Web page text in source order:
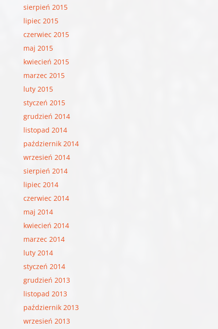
sierpień 2015
lipiec 2015
czerwiec 2015
maj 2015
kwiecień 2015
marzec 2015
luty 2015
styczeń 2015
grudzień 2014
listopad 2014
październik 2014
wrzesień 2014
sierpień 2014
lipiec 2014
czerwiec 2014
maj 2014
kwiecień 2014
marzec 2014
luty 2014
styczeń 2014
grudzień 2013
listopad 2013
październik 2013
wrzesień 2013